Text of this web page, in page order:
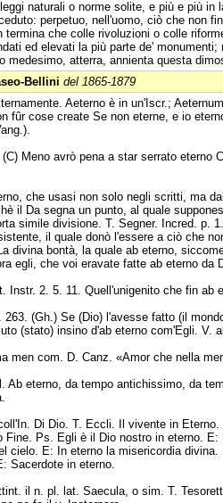
naturali o norme solite, e più e più in
perpetuo, nell'uomo, ciò che non
termina che colle rivoluzioni o colle
ed elevati la più parte de'
medesimo, atterra, annienta questa
Bellini del 1865-1879
Aeterno è in un'Iscr.;
fûr cose create Se non eterne, e io
Meno avrò pena a star serrato eterno
che usasi non solo negli scritti, ma
il Da segna un punto, al quale
simile divisione. T. Segner. Incred. p.
il quale donò l'essere a ciò che
divina bontà, la quale ab eterno,
egli, che voi eravate fatte ab eterno da
Instr. 2. 5. 11. Quell'unigenito che fin ab
263. (Gh.) Se (Dio) l'avesse fatto (il
(stato) insino d'ab eterno com'Egli. V.
men com. D. Canz. «Amor che nella
Ab eterno, da tempo antichissimo, da
Di Dio. T. Eccli. Il vivente in
Fine. Ps. Egli è il Dio nostro in eterno.
cielo. E: In eterno la misericordia
Sacerdote in eterno.
il n. pl. lat. Saecula, o sim. T.